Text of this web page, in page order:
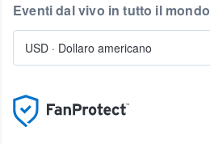
Eventi dal vivo in tutto il mondo
USD · Dollaro americano